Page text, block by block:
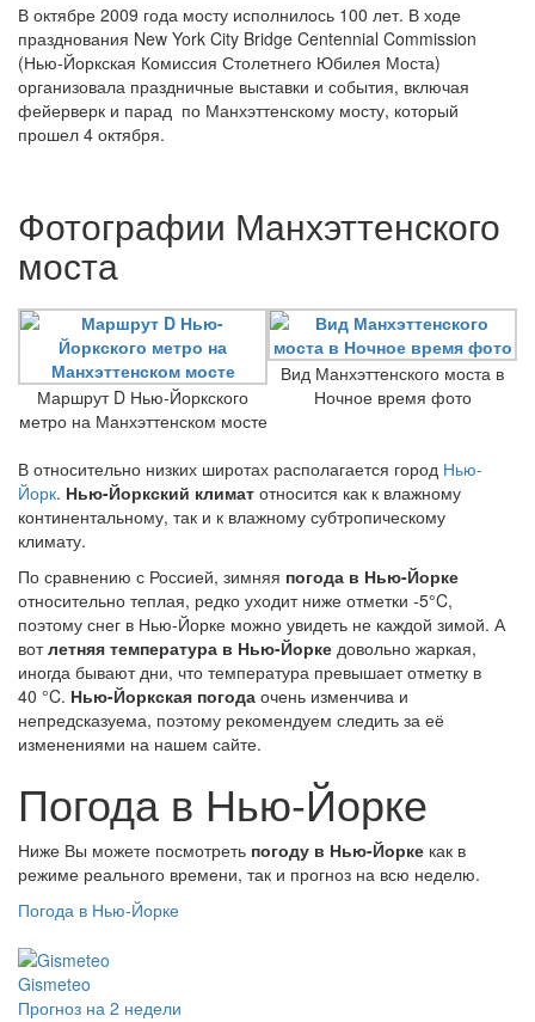
В октябре 2009 года мосту исполнилось 100 лет. В ходе
празднования New York City Bridge Centennial Commission
(Нью-Йоркская Комиссия Столетнего Юбилея Моста)
организовала праздничные выставки и события, включая
фейерверк и парад по Манхэттенскому мосту, который
прошел 4 октября.
Фотографии Манхэттенского
моста
Маршрут D Нью-Йоркского
метро на Манхэттенском мосте
Вид Манхэттенского моста в
Ночное время фото
В относительно низких широтах располагается город Нью-
Йорк. Нью-Йоркский климат относится как к влажному
континентальному, так и к влажному субтропическому
климату.
По сравнению с Россией, зимняя погода в Нью-Йорке
относительно теплая, редко уходит ниже отметки -5°C,
поэтому снег в Нью-Йорке можно увидеть не каждой зимой. А
вотлетняя температура в Нью-Йорке довольно жаркая,
иногда бывают дни, что температура превышает отметку в
40 °C. Нью-Йоркская погода очень изменчива и
непредсказуема, поэтому рекомендуем следить за её
изменениями на нашем сайте.
Погода в Нью-Йорке
Ниже Вы можете посмотреть погоду в Нью-Йорке как в
режиме реального времени, так и прогноз на всю неделю.
Погода в Нью-Йорке
Gismeteo
Прогноз на 2 недели